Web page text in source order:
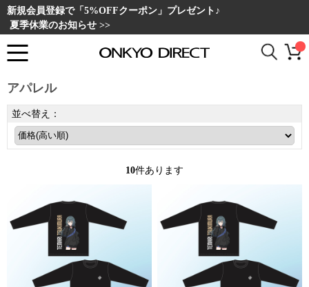
新規会員登録で「5%OFFクーポン」プレゼント♪
夏季休業のお知らせ >>
アパレル
並べ替え：
10件あります